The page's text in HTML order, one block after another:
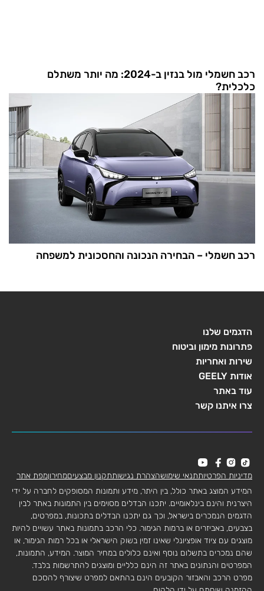
רכב חשמלי מול בנזין ב-2024: מה יותר משתלם
כלכלית?
רכב חשמלי – הבחירה הנכונה והחסכונית למשפחה
הדגמים שלנו
פתרונות מימון וביטוח
שירות ואחריות
אודות GEELY
עוד באתר
צרו איתנו קשר
מדיניות הפרטיותתנאי שימושהצהרת נגישותתקנון מבצעיםמחירוןמפת אתר
המידע המוצג באתר כולל, בין היתר, מידע ותמונות המסופקים לחברה על ידי
היצרנית והינם בינלאומיים. יתכנו הבדלים מסוימים בין התמונות באתר לבין
הדגמים הנמכרים בישראל, וכך גם יתכנו הבדלים בתכונות, במפרטים,
בצבעים, באביזרים או ברמות הגימור. כלי הרכב בתמונות באתר עשויים להיות
מוצגים עם ציוד אופציונלי שאינו זמין בשוק הישראלי או בכל רמות הגימור, או
שהם נמכרים בתשלום נוסף ואינם כלולים במחיר המוצר. המידע, התמונות,
המפרטים והנתונים באתר זה הינם כלליים ומוצגים להתרשמות בלבד.
מפרט הרכב והאבזור הקובעים הינם בהתאם למפרט שיצורף להסכם